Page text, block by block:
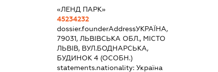
«ЛЕНД ПАРК»
45234232
dossier.founderAddressУКРАЇНА,
79031, ЛЬВІВСЬКА ОБЛ., МІСТО
ЛЬВІВ, ВУЛ.БОДНАРСЬКА,
БУДИНОК 4 (ОСОБН.)
statements.nationality:Україна